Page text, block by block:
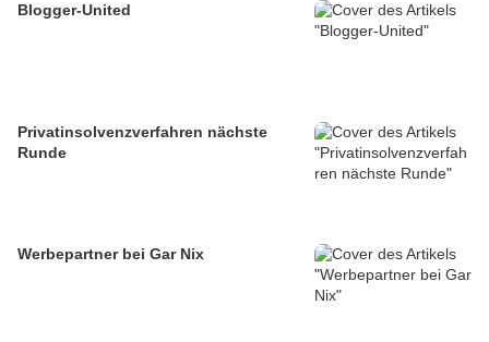
Blogger-United
Privatinsolvenzverfahren nächste
Runde
Werbepartner bei Gar Nix